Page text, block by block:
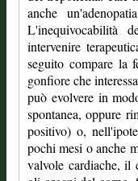
anche
L'inequivocabilità
intervenire
seguito compare la
gonfiore che
può evolvere in
spontanea, oppure
positivo) o,
pochi mesi o anche
valvole cardiache, il